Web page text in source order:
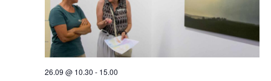
26.09 @ 10.30 - 15.00